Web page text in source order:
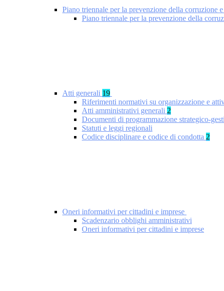
Piano triennale per la prevenzione della corruzione e
Piano triennale per la prevenzione della
Atti generali 19
Riferimenti normativi su organizzazione e
Atti amministrativi generali 2
Documenti di programmazione strategico-
Statuti e leggi regionali
Codice disciplinare e codice di condotta 2
Oneri informativi per cittadini e imprese
Scadenzario obblighi amministrativi
Oneri informativi per cittadini e imprese